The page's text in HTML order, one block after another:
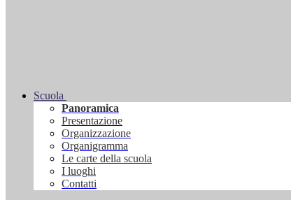
Scuola
Panoramica
Presentazione
Organizzazione
Organigramma
Le carte della scuola
I luoghi
Contatti